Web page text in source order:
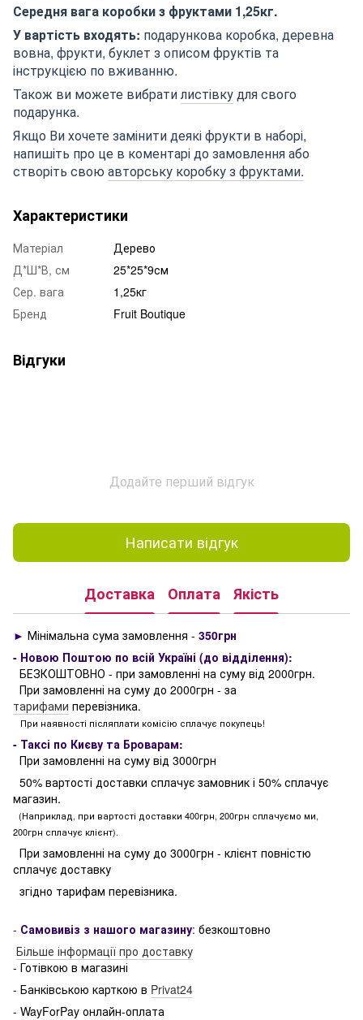
Середня вага коробки з фруктами 1,25кг.
У вартість входять: подарункова коробка, деревна
вовна, фрукти, буклет з описом фруктів та
інструкцією по вживанню.
Також ви можете вибратилистівку для свого
подарунка.
Якщо Ви хочете замінити деякі фрукти в наборі,
напишіть про це в коментарі до замовлення або
створіть своюавторську коробку з фруктами.
Характеристики
Матеріал
Дерево
Д*Ш*В, см
25*25*9см
Сер. вага
1,25кг
Бренд
Fruit Boutique
Відгуки
Додайте перший відгук
Написати відгук
Доставка Оплата Якість
► Мінімальна сума замовлення - 350грн
- Новою Поштою по всій Україні (до відділення):
БЕЗКОШТОВНО - при замовленні на суму від 2000грн.
При замовленні на суму до 2000грн - за
тарифами перевізника.
При наявності післяплати комісію сплачує покупець!
- Таксі по Києву та Броварам:
При замовленні на суму від 3000грн
50% вартості доставки сплачує замовник і 50% сплачує
магазин.
(Наприклад, при вартості доставки 400грн, 200грн сплачуємо ми,
200грн сплачує клієнт).
При замовленні на суму до 3000грн - клієнт повністю
сплачує доставку
згідно тарифам перевізника.
- Самовивіз з нашого магазину: безкоштовно
Більше інформації про доставку
- Готівкою в магазині
- Банківською карткою в Privat24
- WayForPay онлайн-оплата